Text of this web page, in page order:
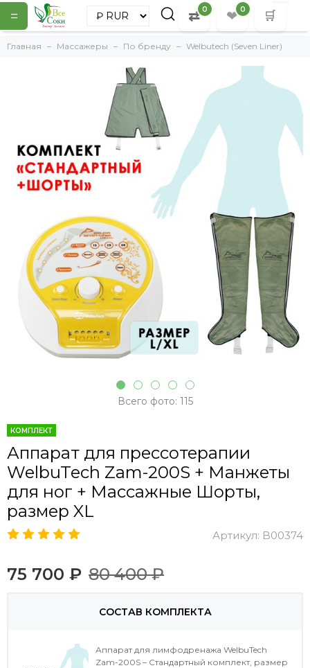
= ⇄ 0 ❤ 0 🛒
Главная Массажеры По бренду Welbutech (Seven Liner)
Всего фото: 115
КОМПЛЕКТ
Аппарат для прессотерапии
WelbuTech Zam-200S + Манжеты
для ног + Массажные Шорты,
размер XL
Артикул: B00374
75 700 ₽ 80 400 ₽
СОСТАВ КОМПЛЕКТА
Аппарат для лимфодренажа WelbuTech
Zam-200S – Стандартный комплект, размер